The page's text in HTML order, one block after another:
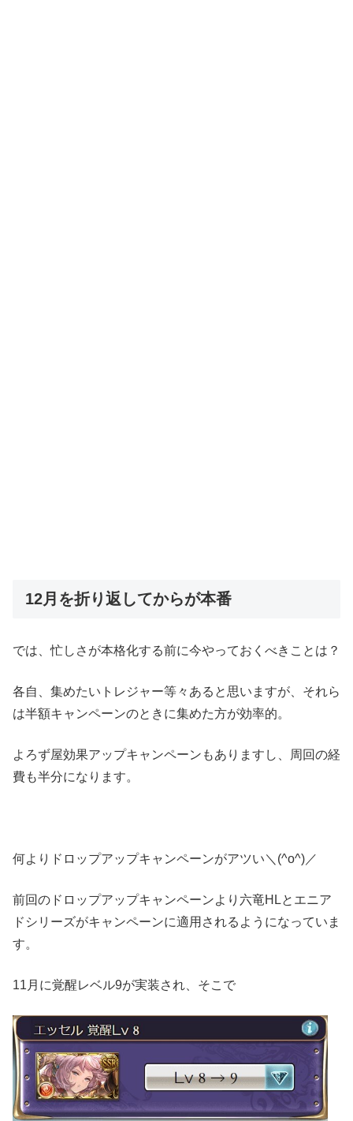
12月を折り返してからが本番
では、忙しさが本格化する前に今やっておくべきことは？
各自、集めたいトレジャー等々あると思いますが、それら
は半額キャンペーンのときに集めた方が効率的。
よろず屋効果アップキャンペーンもありますし、周回の経
費も半分になります。
何よりドロップアップキャンペーンがアツい＼(^o^)／
前回のドロップアップキャンペーンより六竜HLとエニア
ドシリーズがキャンペーンに適用されるようになっていま
す。
11月に覚醒レベル9が実装され、そこで